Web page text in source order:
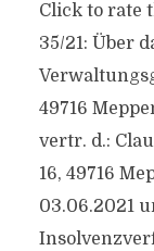
Click to rate
35/21: Über
49716
vertr. d.:
16, 49716
03.06.2021